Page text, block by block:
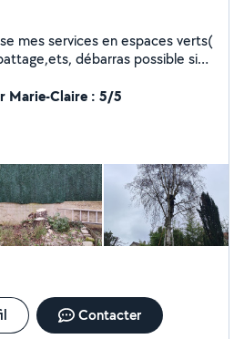
mes services en espaces verts(
débarras possible si
me contacter pour
Marie-Claire : 5/5
Contacter